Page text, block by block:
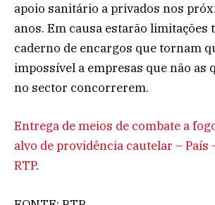
apoio sanitário a privados nos
anos. Em causa estarão limitações
caderno de encargos que tornam
impossível a empresas que não as
no sector concorrerem.
Entrega de meios de combate a
alvo de providência cautelar – País
RTP.